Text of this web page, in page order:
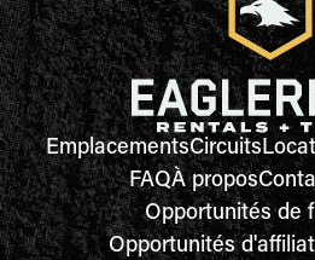
EmplacementsCircuits
FAQÀ propos
Opportunités de
Opportunités